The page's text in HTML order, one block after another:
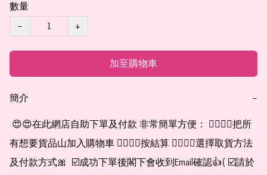
數量
−
+
加至購物車
簡介 −
有想要貨品山加入購物車 👉🏻👉🏻按結算 👉🏻👉🏻選擇取貨方法
及付款方式🎀  ☑️成功下單後閣下會收到Email確認👍( ☑️請於